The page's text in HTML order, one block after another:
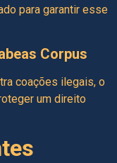
para garantir esse
Corpus
coações ilegais, o
um direito